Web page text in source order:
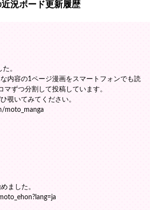
況ボード更新履歴
。
内容の1ページ漫画をスマートフォンでも読
マずつ分割して投稿しています。
覗いてみてください。
moto_manga
ました。